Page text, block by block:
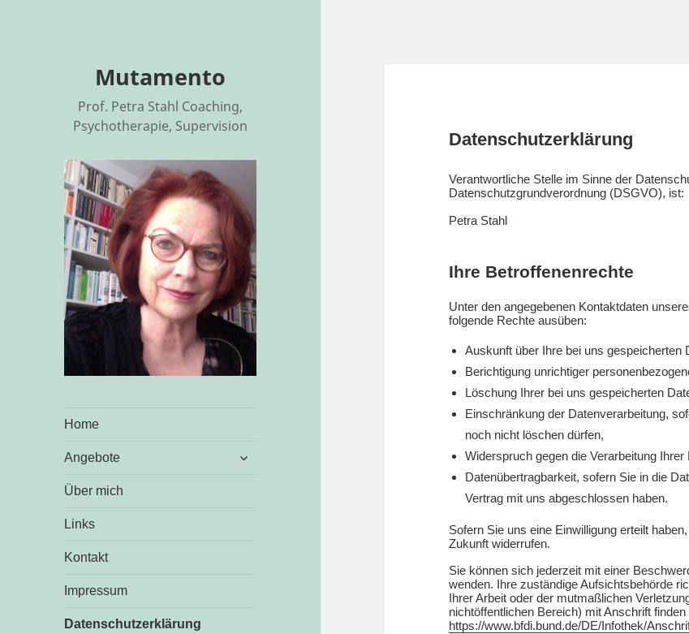
Mutamento
Prof. Petra Stahl Coaching,
Psychotherapie, Supervision
Home
Angebote
untermenü
Über mich
Links
Kontakt
Impressum
Datenschutzerklärung
Datenschutzerklärung
Verantwortliche Stelle im Sinne der
Datenschutzgrundverordnung (DSGVO), ist:
Petra Stahl
Ihre Betroffenenrechte
Unter den angegebenen Kontaktdaten
folgende Rechte ausüben:
Auskunft über Ihre bei uns gespeicherten
Berichtigung unrichtiger
Löschung Ihrer bei uns gespeicherten
Einschränkung der Datenverarbeitung,
noch nicht löschen dürfen,
Widerspruch gegen die Verarbeitung Ihrer
Datenübertragbarkeit, sofern Sie in die
Vertrag mit uns abgeschlossen haben.
Sofern Sie uns eine Einwilligung erteilt
Zukunft widerrufen.
Sie können sich jederzeit mit einer
wenden. Ihre zuständige Aufsichtsbehörde
Ihrer Arbeit oder der mutmaßlichen
nichtöffentlichen Bereich) mit Anschrift finden
https://www.bfdi.bund.de/DE/Infothek/